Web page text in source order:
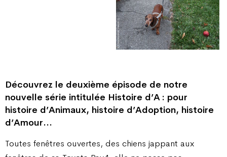
Découvrez le deuxième épisode de notre
nouvelle série intitulée Histoire d’A : pour
histoire d’Animaux, histoire d’Adoption, histoire
d’Amour…
Toutes fenêtres ouvertes, des chiens jappant aux